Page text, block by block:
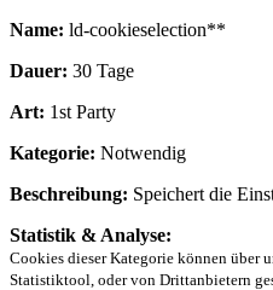
Name: ld-cookieselection**
Dauer: 30 Tage
Art: 1st Party
Kategorie: Notwendig
Beschreibung: Speichert die
Statistik & Analyse:
Cookies dieser Kategorie können über
Statistiktool, oder von Drittanbietern